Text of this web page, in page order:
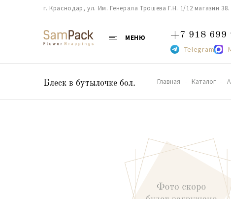
г. Краснодар, ул. Им. Генерала Трошева Г.Н. 1/12 магазин
МЕНЮ +7 918 699
Telegram
Блеск в бутылочке бол. Главная Каталог